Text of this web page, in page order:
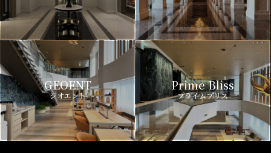
GEOENT
ジオエント
Prime Bliss
プライムブリス